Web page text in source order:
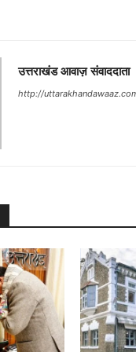
उत्तराखंड आवाज़ संवाददाता
http://